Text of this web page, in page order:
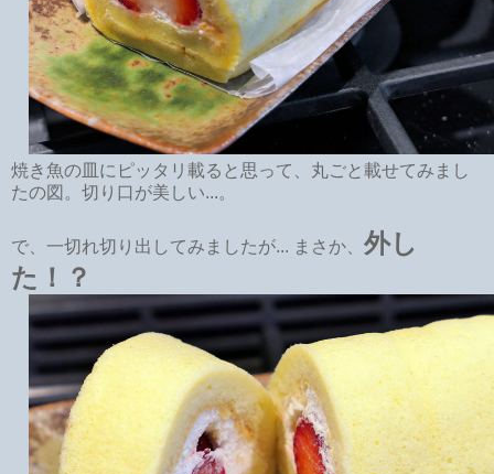
焼き魚の皿にピッタリ載ると思って、丸ごと載せてみまし
たの図。切り口が美しい...。
で、一切れ切り出してみましたが... まさか、 外し
た！？